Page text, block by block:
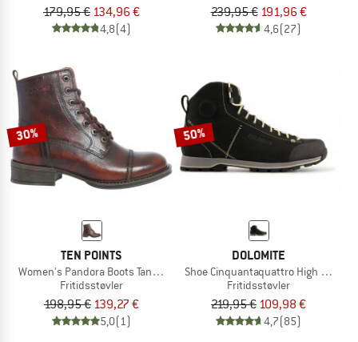
179,95 € 134,96 €
4,8(4)
239,95 € 191,96 €
4,6(27)
30%
TEN POINTS
Women's Pandora Boots Tanned Leather
Fritidsstøvler
198,95 € 139,27 €
5,0(1)
50%
DOLOMITE
Shoe Cinquantaquattro High Fg GTX
Fritidsstøvler
219,95 € 109,98 €
4,7(85)